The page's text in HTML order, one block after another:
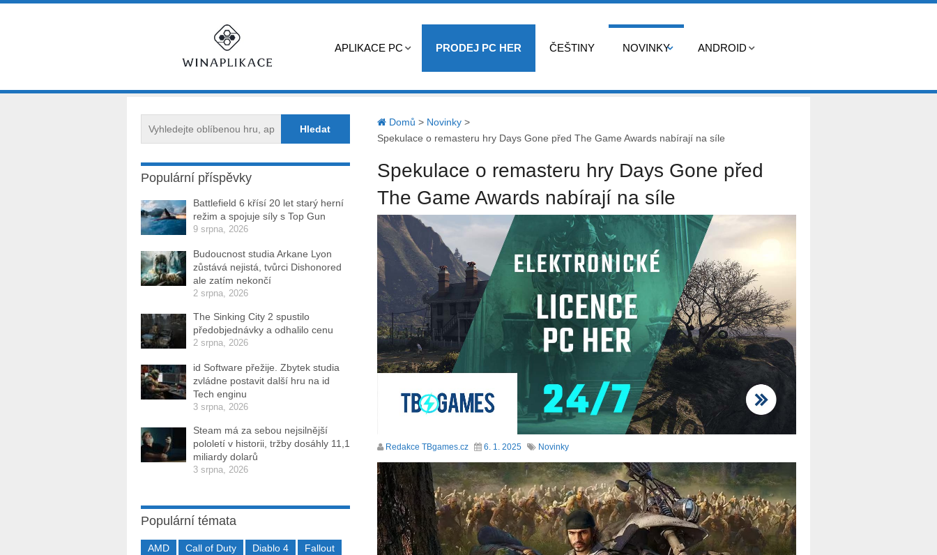
APLIKACE PC PRODEJ PC HER ČEŠTINY NOVINKY ANDROID
Domů > Novinky>
Spekulace o remasteru hry Days Gone před The Game Awards nabírají na síle
Spekulace o remasteru hry Days Gone před
The Game Awards nabírají na síle
Redakce TBgames.cz 6. 1. 2025 Novinky
Populární příspěvky
Battlefield 6 křísí 20 let starý herní
režim a spojuje síly s Top Gun
9 srpna, 2026
Budoucnost studia Arkane Lyon
zůstává nejistá, tvůrci Dishonored
ale zatím nekončí
2 srpna, 2026
The Sinking City 2 spustilo
předobjednávky a odhalilo cenu
2 srpna, 2026
id Software přežije. Zbytek studia
zvládne postavit další hru na id
Tech enginu
3 srpna, 2026
Steam má za sebou nejsilnější
pololetí v historii, tržby dosáhly 11,1
miliardy dolarů
3 srpna, 2026
Populární témata
AMD Call of Duty Diablo 4
Fallout